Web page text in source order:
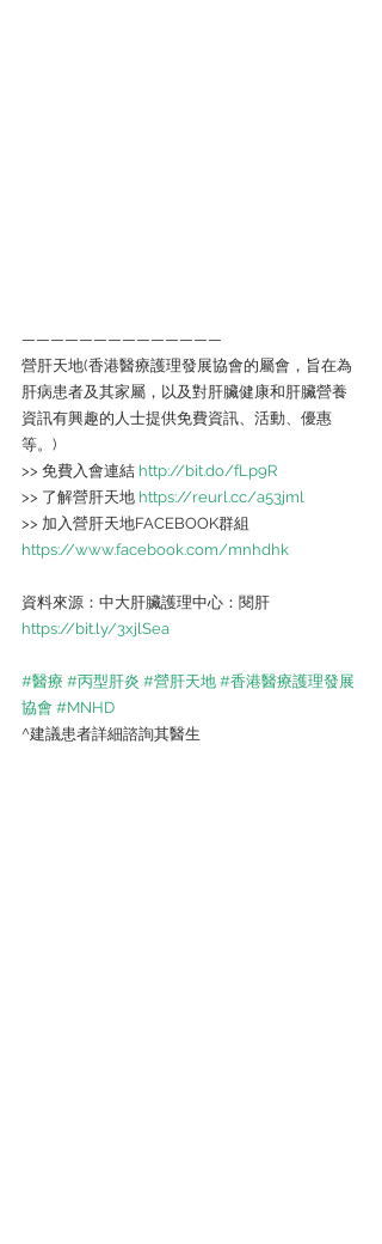
——————————————
營肝天地(香港醫療護理發展協會的屬會，旨在為
肝病患者及其家屬，以及對肝臟健康和肝臟營養
資訊有興趣的人士提供免費資訊、活動、優惠
等。)
>> 免費入會連結 http://bit.do/fLp9R
>> 了解營肝天地 https://reurl.cc/a53jml
>> 加入營肝天地FACEBOOK群組
https://www.facebook.com/mnhdhk
資料來源：中大肝臟護理中心：閱肝
https://bit.ly/3xjlSea
#醫療 #丙型肝炎 #營肝天地 #香港醫療護理發展
協會 #MNHD
^建議患者詳細諮詢其醫生